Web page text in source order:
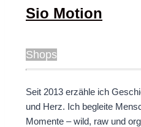
Sio Motion
Shops
Seit 2013 erzähle ich
und Herz. Ich begleite
Momente – wild, raw und